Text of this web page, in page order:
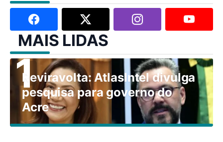
MAIS LIDAS
Reviravolta: AtlasIntel divulga
pesquisa para governo do
Acre